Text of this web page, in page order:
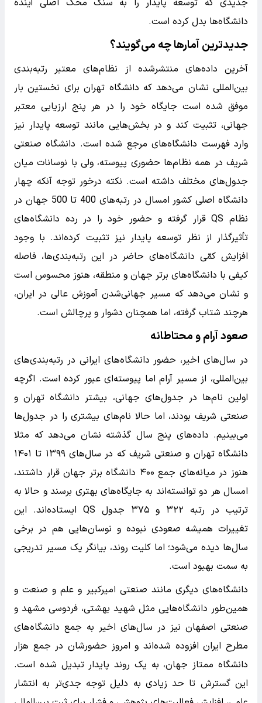
جدیدی که توسعه پایدار را به سنگ محک اصلی آینده
دانشگاه‌ها بدل کرده است.
جدیدترین آمارها چه می‌گویند؟
آخرین داده‌های منتشرشده از نظام‌های معتبر رتبه‌بندی
بین‌المللی نشان می‌دهد که دانشگاه تهران برای نخستین بار
موفق شده است جایگاه خود را در هر پنج ارزیابی معتبر
جهانی، تثبیت کند و در بخش‌هایی مانند توسعه پایدار نیز
وارد فهرست دانشگاه‌های مرجع شده است. دانشگاه صنعتی
شریف در همه نظام‌ها حضوری پیوسته، ولی با نوسانات میان
جدول‌های مختلف داشته است. نکته درخور توجه آنکه چهار
دانشگاه اصلی کشور امسال در رتبه‌های 400 تا 500 جهان در
نظام QS قرار گرفته و حضور خود را در رده دانشگاه‌های
تأثیرگذار از نظر توسعه پایدار نیز تثبیت کرده‌اند. با وجود
افزایش کمّی دانشگاه‌های حاضر در این رتبه‌بندی‌ها، فاصله
کیفی با دانشگاه‌های برتر جهان و منطقه، هنوز محسوس است
و نشان می‌دهد که مسیر جهانی‌شدن آموزش عالی در ایران،
هرچند شتاب گرفته، اما همچنان دشوار و پرچالش است.
صعود آرام و محتاطانه
در سال‌های اخیر، حضور دانشگاه‌های ایرانی در رتبه‌بندی‌های
بین‌المللی، از مسیر آرام اما پیوسته‌ای عبور کرده است. اگرچه
اولین نام‌ها در جدول‌های جهانی، بیشتر دانشگاه تهران و
صنعتی شریف بودند، اما حالا نام‌های بیشتری را در جدول‌ها
می‌بینیم. داده‌های پنج سال گذشته نشان می‌دهد که مثلا
دانشگاه تهران و صنعتی‌ شریف که در سال‌های ۱۳۹۹ تا ۱۴۰۱
هنوز در میانه‌های جمع ۴۰۰ دانشگاه برتر جهان قرار داشتند،
امسال هر دو توانسته‌اند به جایگاه‌های بهتری برسند و حالا به
ترتیب در رتبه ۳۲۲ و ۳۷۵ جدول QS ایستاده‌اند. این
تغییرات همیشه صعودی نبوده و نوسان‌هایی هم در برخی
سال‌ها دیده می‌شود؛ اما کلیت روند، بیانگر یک مسیر تدریجی
به سمت بهبود است.
دانشگاه‌های دیگری مانند صنعتی امیرکبیر و علم و صنعت‌ و
همین‌طور دانشگاه‌هایی مثل شهید بهشتی، فردوسی مشهد و
صنعتی اصفهان نیز در سال‌های اخیر به جمع دانشگاه‌های
مطرح ایران افزوده شده‌اند و امروز حضورشان در جمع هزار
دانشگاه ممتاز جهان، به یک روند پایدار تبدیل شده است.
این گسترش تا حد زیادی به‌ دلیل توجه جدی‌تر به انتشار